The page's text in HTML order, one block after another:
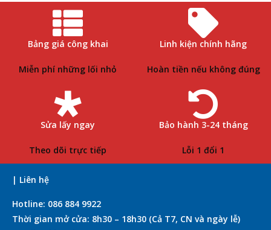
Bảng giá công khai
Miễn phí những lối nhỏ
Linh kiện chính hãng
Hoàn tiền nếu không đúng
Sửa lấy ngay
Theo dõi trực tiếp
Bảo hành 3-24 tháng
Lỗi 1 đổi 1
| Liên hệ
Hotline: 086 884 9922
Thời gian mở cửa: 8h30 – 18h30 (Cả T7, CN và ngày lễ)